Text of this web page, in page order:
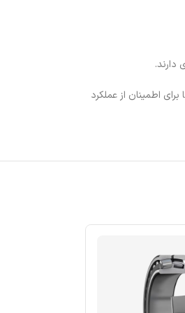
دارند.
اطمینان از عملکرد